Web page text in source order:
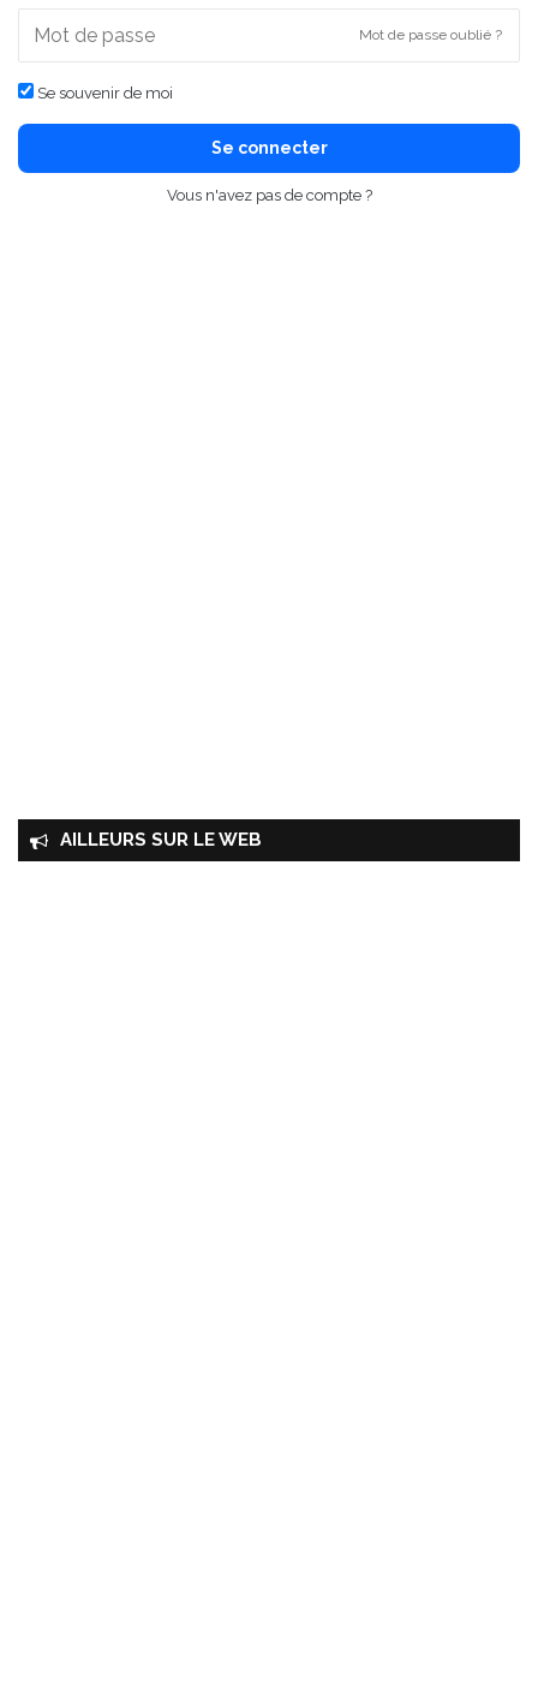
Mot de passe oublié ?
Se souvenir de moi
Se connecter
Vous n'avez pas de compte ?
AILLEURS SUR LE WEB